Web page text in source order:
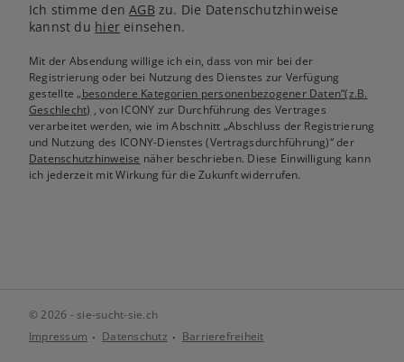
Ich stimme denAGB zu. Die Datenschutzhinweise
kannst du hiereinsehen.
Mit der Absendung willige ich ein, dass von mir bei der
Registrierung oder bei Nutzung des Dienstes zur Verfügung
gestellte„besondere Kategorien personenbezogener Daten“(z.B.
Geschlecht) , von ICONY zur Durchführung des Vertrages
verarbeitet werden, wie im Abschnitt „Abschluss der Registrierung
und Nutzung des ICONY-Dienstes (Vertragsdurchführung)“ der
Datenschutzhinweise näher beschrieben. Diese Einwilligung kann
ich jederzeit mit Wirkung für die Zukunft widerrufen.
© 2026 - sie-sucht-sie.ch
Impressum
Datenschutz Barrierefreiheit